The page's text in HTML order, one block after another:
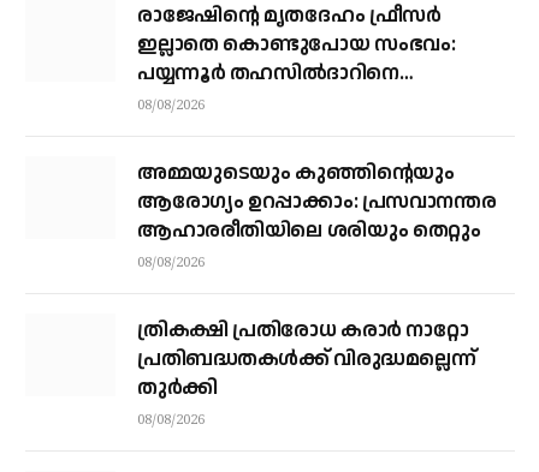
രാജേഷിന്റെ മൃതദേഹം ഫ്രീസർ
ഇല്ലാതെ കൊണ്ടുപോയ സംഭവം:
പയ്യന്നൂർ തഹസിൽദാറിനെ
സസ്പെൻഡ് ചെയ്യാൻ നിർദ്ദേശം
08/08/2026
അമ്മയുടെയും കുഞ്ഞിന്റെയും
ആരോഗ്യം ഉറപ്പാക്കാം: പ്രസവാനന്തര
ആഹാരരീതിയിലെ ശരിയും തെറ്റും
08/08/2026
ത്രികക്ഷി പ്രതിരോധ കരാര്‍ നാറ്റോ
പ്രതിബദ്ധതകള്‍ക്ക് വിരുദ്ധമല്ലെന്ന്
തുര്‍ക്കി
08/08/2026